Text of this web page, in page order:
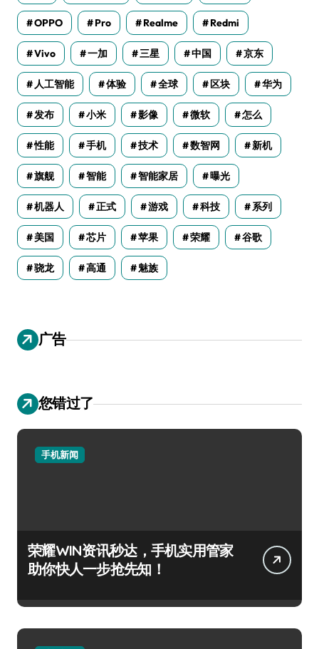
OPPO Pro Realme Redmi
Vivo 一加 三星 中国 京东
人工智能 体验 全球 区块 华为
发布 小米 影像 微软 怎么
性能 手机 技术 数智网 新机
旗舰 智能 智能家居 曝光
机器人 正式 游戏 科技 系列
美国 芯片 苹果 荣耀 谷歌
骁龙 高通 魅族
广告
您错过了
手机新闻
荣耀WIN资讯秒达，手机实用管家
助你快人一步抢先知！